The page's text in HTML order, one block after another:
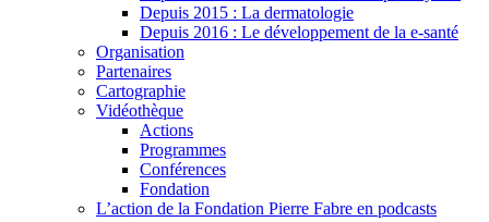
Depuis 2015 : La dermatologie
Depuis 2016 : Le développement de la e-santé
Organisation
Partenaires
Cartographie
Vidéothèque
Actions
Programmes
Conférences
Fondation
L’action de la Fondation Pierre Fabre en podcasts